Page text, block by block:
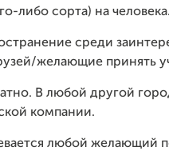
либо сорта) на
среди
желающие принять
В любой другой
компании.
любой желающий